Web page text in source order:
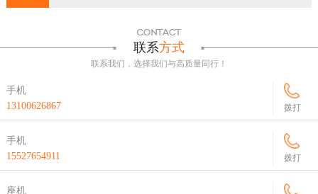
联系方式
联系我们，选择我们与高质量同行！
手机
13100626867
拨打
手机
15527654911
拨打
座机